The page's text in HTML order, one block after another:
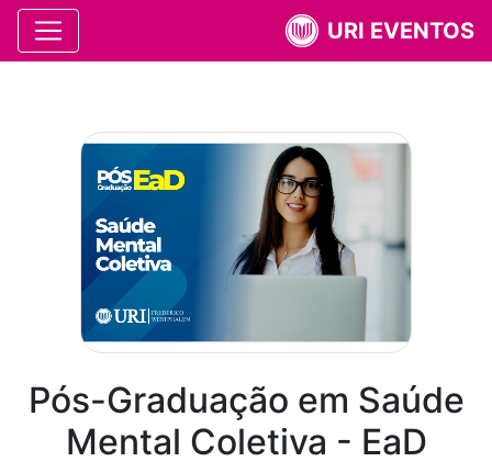
URI EVENTOS
Pós-Graduação em Saúde
Mental Coletiva - EaD